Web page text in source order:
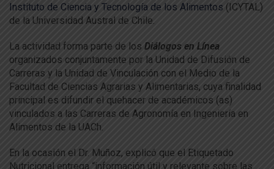
Instituto de Ciencia y Tecnología de los Alimentos (ICYTAL)
de la Universidad Austral de Chile.
La actividad forma parte de los Diálogos en Línea
organizados conjuntamente por la Unidad de Difusión de
Carreras y la Unidad de Vinculación con el Medio de la
Facultad de Ciencias Agrarias y Alimentarias, cuya finalidad
principal es difundir el quehacer de académicos (as)
vinculados a las Carreras de Agronomía en Ingeniería en
Alimentos de la UACh.
En la ocasión el Dr. Muñoz, explicó que el Etiquetado
Nutricional entrega “información útil y relevante sobre las